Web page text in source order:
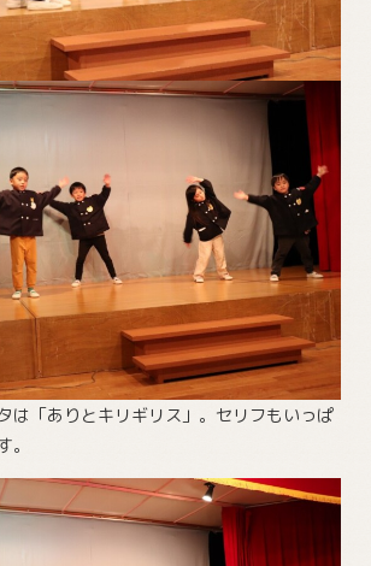
は「ありとキリギリス」。セリフもいっぱ